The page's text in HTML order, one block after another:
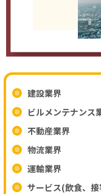
建設業界
ビルメンテナンス
不動産業界
物流業界
運輸業界
サービス(飲食、